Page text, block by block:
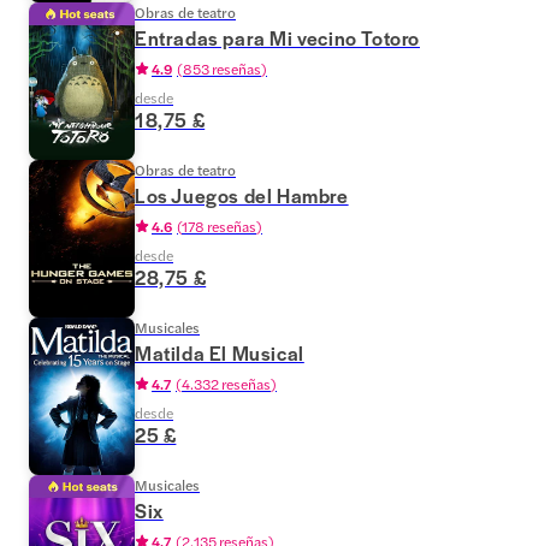
Obras de teatro
Entradas para Mi vecino Totoro
4.9 (853 reseñas)
desde
18,75 £
Obras de teatro
Los Juegos del Hambre
4.6 (178 reseñas)
desde
28,75 £
Musicales
Matilda El Musical
4.7 (4.332 reseñas)
desde
25 £
Musicales
Six
4.7 (2.135 reseñas)